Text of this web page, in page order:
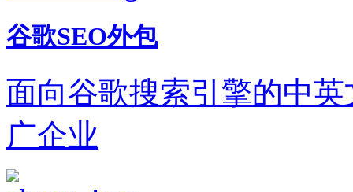
谷歌SEO外包
面向谷歌搜索引擎的中
广企业